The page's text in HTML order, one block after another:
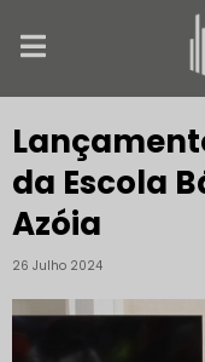
da Escola
Azóia
26 Julho 2024